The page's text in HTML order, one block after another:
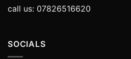
call us: 07826516620
SOCIALS